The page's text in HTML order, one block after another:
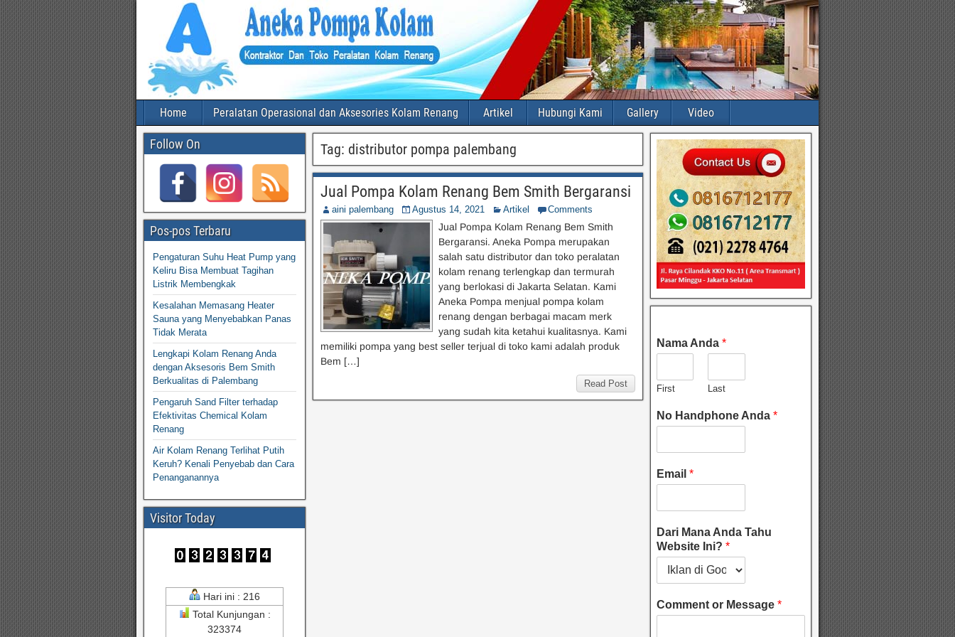
Home Peralatan Operasional dan Aksesories Kolam Renang Artikel Hubungi Kami Gallery Video
Tag: distributor pompa palembang
Jual Pompa Kolam Renang Bem Smith Bergaransi
aini palembang Agustus 14, 2021 Artikel Comments
Jual Pompa Kolam Renang Bem Smith
Bergaransi. Aneka Pompa merupakan
salah satu distributor dan toko peralatan
kolam renang terlengkap dan termurah
yang berlokasi di Jakarta Selatan. Kami
Aneka Pompa menjual pompa kolam
renang dengan berbagai macam merk
yang sudah kita ketahui kualitasnya. Kami
memiliki pompa yang best seller terjual di toko kami adalah produk
Bem […]
Read Post
Follow On
Pos-pos Terbaru
Pengaturan Suhu Heat Pump yang
Keliru Bisa Membuat Tagihan
Listrik Membengkak
Kesalahan Memasang Heater
Sauna yang Menyebabkan Panas
Tidak Merata
Lengkapi Kolam Renang Anda
dengan Aksesoris Bem Smith
Berkualitas di Palembang
Pengaruh Sand Filter terhadap
Efektivitas Chemical Kolam
Renang
Air Kolam Renang Terlihat Putih
Keruh? Kenali Penyebab dan Cara
Penanganannya
Visitor Today
Hari ini : 216
Total Kunjungan :
323374
Nama Anda *
First Last
No Handphone Anda *
Email *
Dari Mana Anda Tahu
Website Ini? *
Comment or Message *